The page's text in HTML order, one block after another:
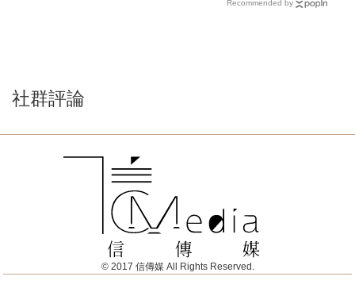
Recommended by
社群評論
© 2017 信傳媒 All Rights Reserved.